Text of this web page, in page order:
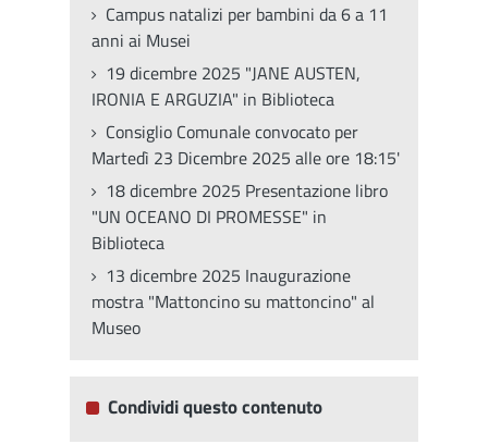
Campus natalizi per bambini da 6 a 11
anni ai Musei
19 dicembre 2025 "JANE AUSTEN,
IRONIA E ARGUZIA" in Biblioteca
Consiglio Comunale convocato per
Martedì 23 Dicembre 2025 alle ore 18:15'
18 dicembre 2025 Presentazione libro
"UN OCEANO DI PROMESSE" in
Biblioteca
13 dicembre 2025 Inaugurazione
mostra "Mattoncino su mattoncino" al
Museo
Condividi questo contenuto